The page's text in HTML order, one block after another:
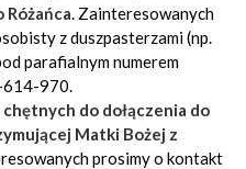
. Zainteresowanych
z duszpasterzami (np.
parafialnym numerem
970.
do dołączenia do
Matki Bożej z
prosimy o kontakt